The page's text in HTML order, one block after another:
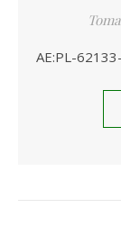
AE:PL-